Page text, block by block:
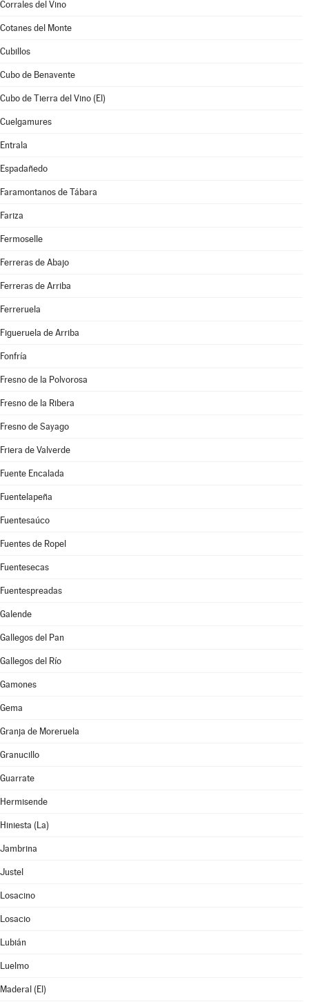
Corrales del Vino
Cotanes del Monte
Cubillos
Cubo de Benavente
Cubo de Tierra del Vino (El)
Cuelgamures
Entrala
Espadañedo
Faramontanos de Tábara
Fariza
Fermoselle
Ferreras de Abajo
Ferreras de Arriba
Ferreruela
Figueruela de Arriba
Fonfría
Fresno de la Polvorosa
Fresno de la Ribera
Fresno de Sayago
Friera de Valverde
Fuente Encalada
Fuentelapeña
Fuentesaúco
Fuentes de Ropel
Fuentesecas
Fuentespreadas
Galende
Gallegos del Pan
Gallegos del Río
Gamones
Gema
Granja de Moreruela
Granucillo
Guarrate
Hermisende
Hiniesta (La)
Jambrina
Justel
Losacino
Losacio
Lubián
Luelmo
Maderal (El)